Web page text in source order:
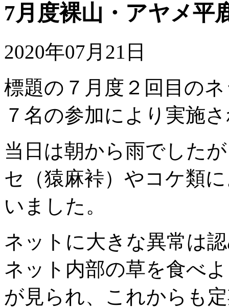
7月度裸山・アヤメ平
2020年07月21日
標題の７月度２回目の
７名の参加により実施
当日は朝から雨でした
セ（猿麻裃）やコケ類
いました。
ネットに大きな異常は
ネット内部の草を食べ
が見られ、これからも